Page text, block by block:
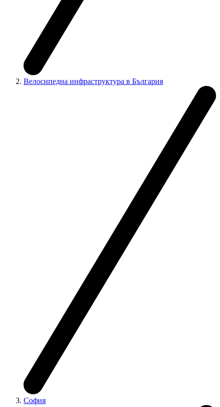
Велосипедна инфраструктура в България
София